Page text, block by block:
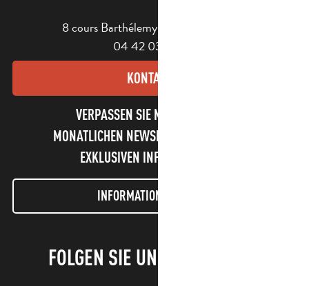
8 cours Barthélemy - 13400 Aubagne
04 42 03 49 98
KONTAKT
VERPASSEN SIE NICHT UNSEREN
MONATLICHEN NEWSLETTER UND UNSERE
EXKLUSIVEN INFORMATIONEN!
INFORMATIONEN LETTER
FOLGEN SIE UNS!